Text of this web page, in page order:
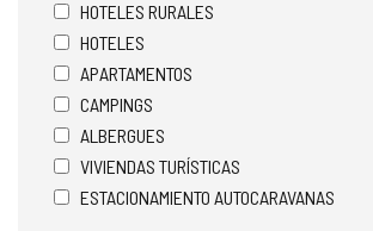
HOTELES RURALES
HOTELES
APARTAMENTOS
CAMPINGS
ALBERGUES
VIVIENDAS TURÍSTICAS
ESTACIONAMIENTO AUTOCARAVANAS